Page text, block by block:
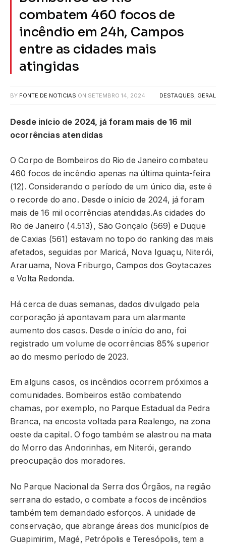
combatem 460 focos de
incêndio em 24h, Campos
entre as cidades mais
atingidas
BY FONTE DE NOTICIAS ON SETEMBRO 14, 2024 DESTAQUES GERAL
Desde início de 2024, já foram mais de 16 mil
ocorrências atendidas
O Corpo de Bombeiros do Rio de Janeiro combateu
460 focos de incêndio apenas na última quinta-feira
(12). Considerando o período de um único dia, este é
o recorde do ano. Desde o início de 2024, já foram
mais de 16 mil ocorrências atendidas.As cidades do
Rio de Janeiro (4.513), São Gonçalo (569) e Duque
de Caxias (561) estavam no topo do ranking das mais
afetados, seguidas por Maricá, Nova Iguaçu, Niterói,
Araruama, Nova Friburgo, Campos dos Goytacazes
e Volta Redonda.
Há cerca de duas semanas, dados divulgado pela
corporação já apontavam para um alarmante
aumento dos casos. Desde o início do ano, foi
registrado um volume de ocorrências 85% superior
ao do mesmo período de 2023.
Em alguns casos, os incêndios ocorrem próximos a
comunidades. Bombeiros estão combatendo
chamas, por exemplo, no Parque Estadual da Pedra
Branca, na encosta voltada para Realengo, na zona
oeste da capital. O fogo também se alastrou na mata
do Morro das Andorinhas, em Niterói, gerando
preocupação dos moradores.
No Parque Nacional da Serra dos Órgãos, na região
serrana do estado, o combate a focos de incêndios
também tem demandado esforços. A unidade de
conservação, que abrange áreas dos municípios de
Guapimirim, Magé, Petrópolis e Teresópolis, tem a